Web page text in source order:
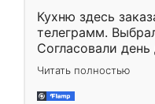
Кухню здесь
телеграмм.
Согласовали
недели кухня
довольны
мебель за
Читать полностью